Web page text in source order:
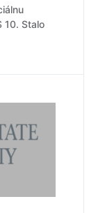
10. Stalo